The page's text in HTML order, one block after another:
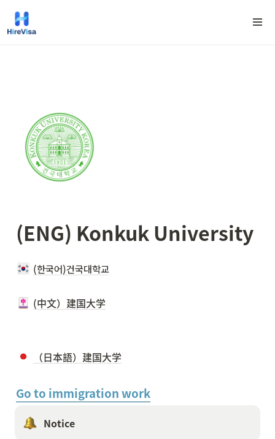
(ENG) Konkuk University
(한국어)건국대학교
(中文）建国大学
（日本語）建国大学
Go to immigration work
Notice